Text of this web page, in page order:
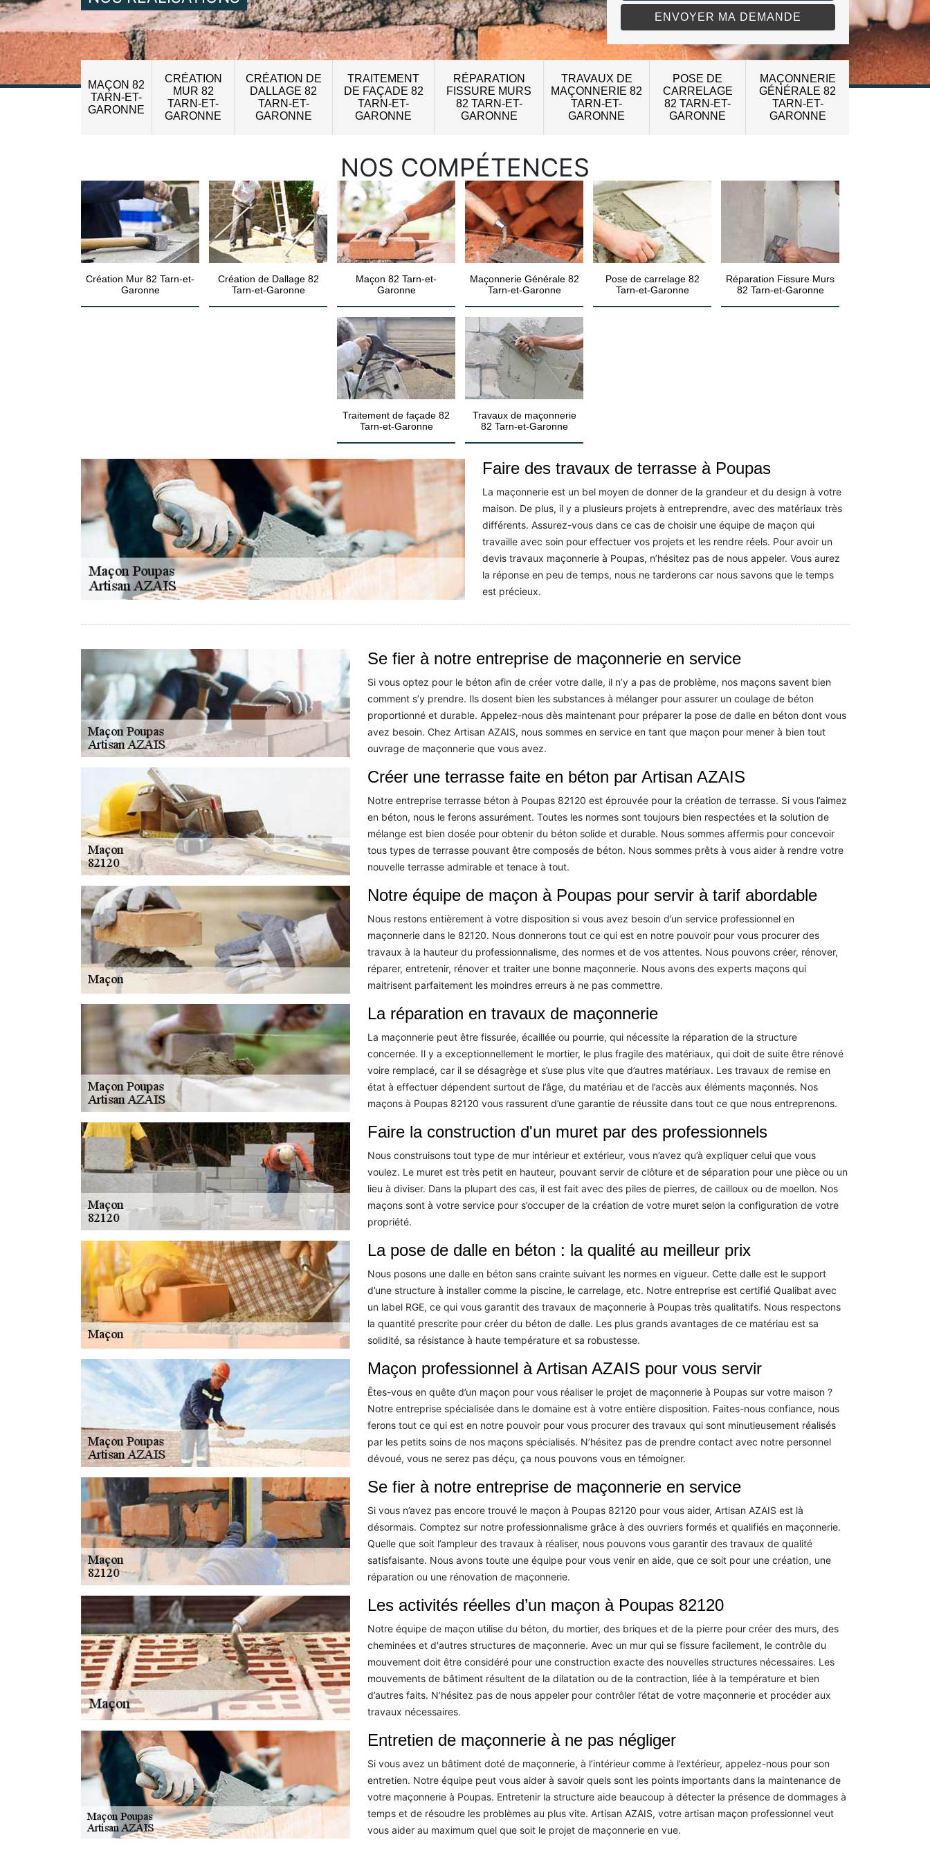
MAÇON 82
TARN-ET-
GARONNE
CRÉATION
MUR 82
TARN-ET-
GARONNE
CRÉATION DE
DALLAGE 82
TARN-ET-
GARONNE
TRAITEMENT
DE FAÇADE 82
TARN-ET-
GARONNE
RÉPARATION
FISSURE MURS
82 TARN-ET-
GARONNE
TRAVAUX DE
MAÇONNERIE 82
TARN-ET-
GARONNE
POSE DE
CARRELAGE
82 TARN-ET-
GARONNE
MAÇONNERIE
GÉNÉRALE 82
TARN-ET-
GARONNE
NOS COMPÉTENCES
Création Mur 82 Tarn-et-
Garonne
Création de Dallage 82
Tarn-et-Garonne
Maçon 82 Tarn-et-
Garonne
Maçonnerie Générale 82
Tarn-et-Garonne
Pose de carrelage 82
Tarn-et-Garonne
Réparation Fissure Murs
82 Tarn-et-Garonne
Traitement de façade 82
Tarn-et-Garonne
Travaux de maçonnerie
82 Tarn-et-Garonne
Faire des travaux de terrasse à Poupas
La maçonnerie est un bel moyen de donner de la grandeur et du design à votre
maison. De plus, il y a plusieurs projets à entreprendre, avec des matériaux très
différents. Assurez-vous dans ce cas de choisir une équipe de maçon qui
travaille avec soin pour effectuer vos projets et les rendre réels. Pour avoir un
devis travaux maçonnerie à Poupas, n’hésitez pas de nous appeler. Vous aurez
la réponse en peu de temps, nous ne tarderons car nous savons que le temps
est précieux.
Se fier à notre entreprise de maçonnerie en service
Si vous optez pour le béton afin de créer votre dalle, il n’y a pas de problème, nos maçons savent bien
comment s’y prendre. Ils dosent bien les substances à mélanger pour assurer un coulage de béton
proportionné et durable. Appelez-nous dès maintenant pour préparer la pose de dalle en béton dont vous
avez besoin. Chez Artisan AZAIS, nous sommes en service en tant que maçon pour mener à bien tout
ouvrage de maçonnerie que vous avez.
Créer une terrasse faite en béton par Artisan AZAIS
Notre entreprise terrasse béton à Poupas 82120 est éprouvée pour la création de terrasse. Si vous l’aimez
en béton, nous le ferons assurément. Toutes les normes sont toujours bien respectées et la solution de
mélange est bien dosée pour obtenir du béton solide et durable. Nous sommes affermis pour concevoir
tous types de terrasse pouvant être composés de béton. Nous sommes prêts à vous aider à rendre votre
nouvelle terrasse admirable et tenace à tout.
Notre équipe de maçon à Poupas pour servir à tarif abordable
Nous restons entièrement à votre disposition si vous avez besoin d’un service professionnel en
maçonnerie dans le 82120. Nous donnerons tout ce qui est en notre pouvoir pour vous procurer des
travaux à la hauteur du professionnalisme, des normes et de vos attentes. Nous pouvons créer, rénover,
réparer, entretenir, rénover et traiter une bonne maçonnerie. Nous avons des experts maçons qui
maitrisent parfaitement les moindres erreurs à ne pas commettre.
La réparation en travaux de maçonnerie
La maçonnerie peut être fissurée, écaillée ou pourrie, qui nécessite la réparation de la structure
concernée. Il y a exceptionnellement le mortier, le plus fragile des matériaux, qui doit de suite être rénové
voire remplacé, car il se désagrège et s’use plus vite que d’autres matériaux. Les travaux de remise en
état à effectuer dépendent surtout de l’âge, du matériau et de l’accès aux éléments maçonnés. Nos
maçons à Poupas 82120 vous rassurent d’une garantie de réussite dans tout ce que nous entreprenons.
Faire la construction d'un muret par des professionnels
Nous construisons tout type de mur intérieur et extérieur, vous n’avez qu’à expliquer celui que vous
voulez. Le muret est très petit en hauteur, pouvant servir de clôture et de séparation pour une pièce ou un
lieu à diviser. Dans la plupart des cas, il est fait avec des piles de pierres, de cailloux ou de moellon. Nos
maçons sont à votre service pour s’occuper de la création de votre muret selon la configuration de votre
propriété.
La pose de dalle en béton : la qualité au meilleur prix
Nous posons une dalle en béton sans crainte suivant les normes en vigueur. Cette dalle est le support
d’une structure à installer comme la piscine, le carrelage, etc. Notre entreprise est certifié Qualibat avec
un label RGE, ce qui vous garantit des travaux de maçonnerie à Poupas très qualitatifs. Nous respectons
la quantité prescrite pour créer du béton de dalle. Les plus grands avantages de ce matériau est sa
solidité, sa résistance à haute température et sa robustesse.
Maçon professionnel à Artisan AZAIS pour vous servir
Êtes-vous en quête d’un maçon pour vous réaliser le projet de maçonnerie à Poupas sur votre maison ?
Notre entreprise spécialisée dans le domaine est à votre entière disposition. Faites-nous confiance, nous
ferons tout ce qui est en notre pouvoir pour vous procurer des travaux qui sont minutieusement réalisés
par les petits soins de nos maçons spécialisés. N’hésitez pas de prendre contact avec notre personnel
dévoué, vous ne serez pas déçu, ça nous pouvons vous en témoigner.
Se fier à notre entreprise de maçonnerie en service
Si vous n’avez pas encore trouvé le maçon à Poupas 82120 pour vous aider, Artisan AZAIS est là
désormais. Comptez sur notre professionnalisme grâce à des ouvriers formés et qualifiés en maçonnerie.
Quelle que soit l’ampleur des travaux à réaliser, nous pouvons vous garantir des travaux de qualité
satisfaisante. Nous avons toute une équipe pour vous venir en aide, que ce soit pour une création, une
réparation ou une rénovation de maçonnerie.
Les activités réelles d’un maçon à Poupas 82120
Notre équipe de maçon utilise du béton, du mortier, des briques et de la pierre pour créer des murs, des
cheminées et d'autres structures de maçonnerie. Avec un mur qui se fissure facilement, le contrôle du
mouvement doit être considéré pour une construction exacte des nouvelles structures nécessaires. Les
mouvements de bâtiment résultent de la dilatation ou de la contraction, liée à la température et bien
d’autres faits. N’hésitez pas de nous appeler pour contrôler l’état de votre maçonnerie et procéder aux
travaux nécessaires.
Entretien de maçonnerie à ne pas négliger
Si vous avez un bâtiment doté de maçonnerie, à l’intérieur comme à l’extérieur, appelez-nous pour son
entretien. Notre équipe peut vous aider à savoir quels sont les points importants dans la maintenance de
votre maçonnerie à Poupas. Entretenir la structure aide beaucoup à détecter la présence de dommages à
temps et de résoudre les problèmes au plus vite. Artisan AZAIS, votre artisan maçon professionnel veut
vous aider au maximum quel que soit le projet de maçonnerie en vue.